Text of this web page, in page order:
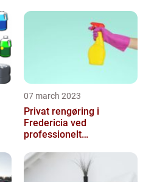
07 march 2023
Privat rengøring i
Fredericia ved
professionelt